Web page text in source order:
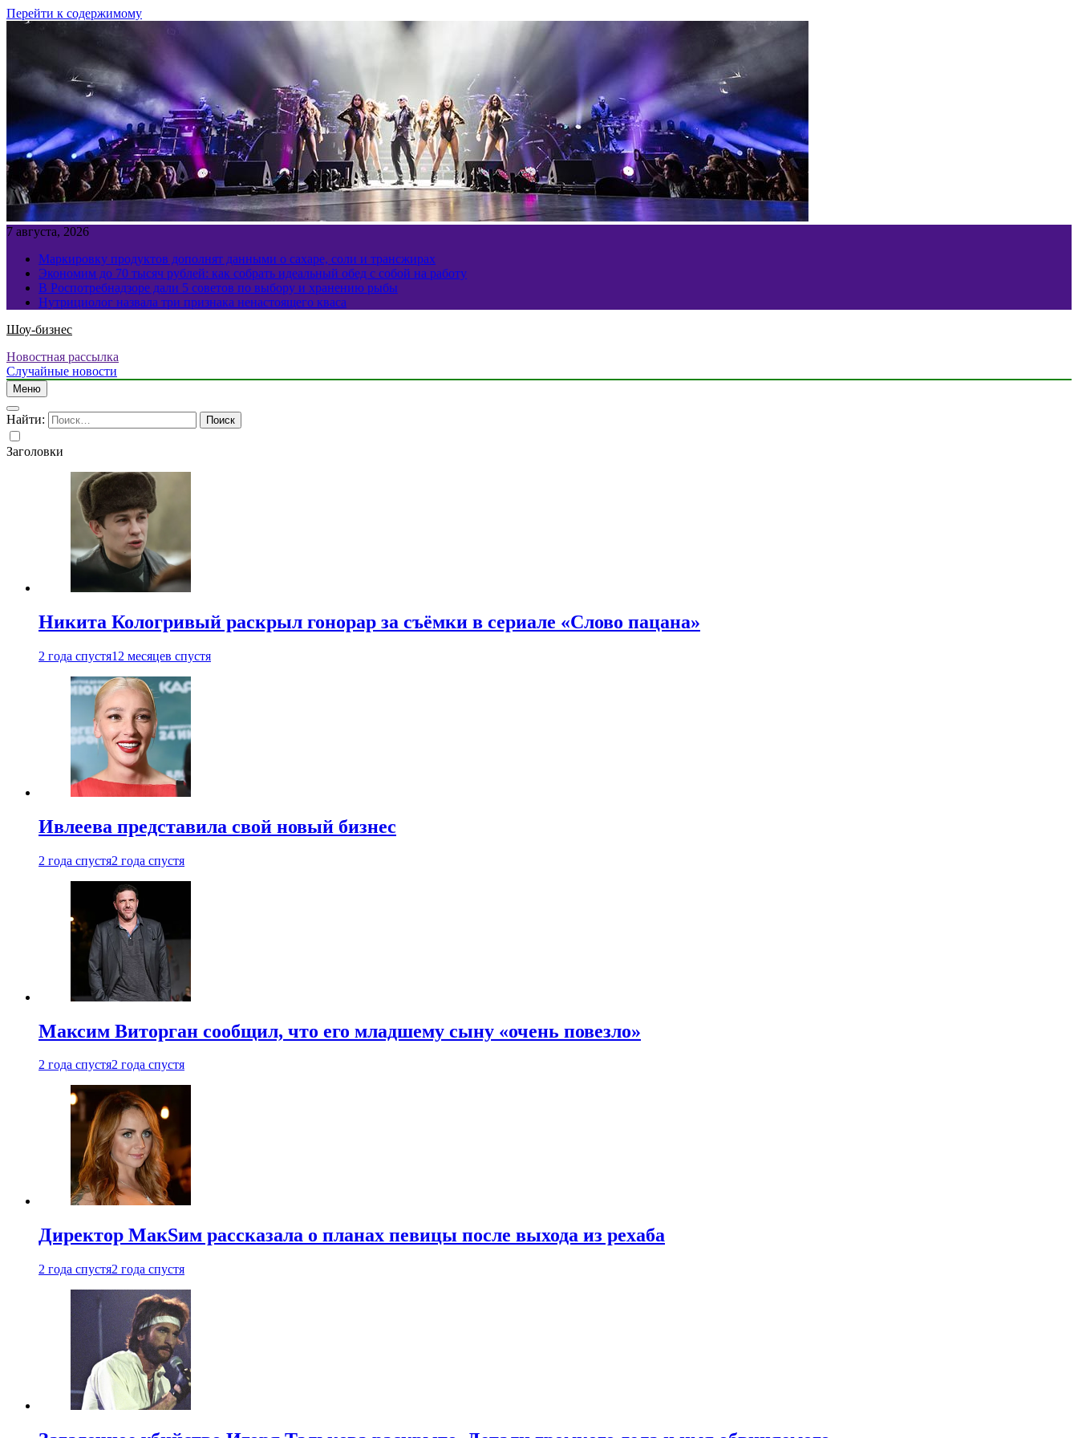
Перейти к содержимому
7 августа, 2026
Маркировку продуктов дополнят данными о сахаре, соли и трансжирах
Экономим до 70 тысяч рублей: как собрать идеальный обед с собой на работу
В Роспотребнадзоре дали 5 советов по выбору и хранению рыбы
Нутрициолог назвала три признака ненастоящего кваса
Шоу-бизнес
Новостная рассылка
Случайные новости
Меню
Найти:
Заголовки
Никита Кологривый раскрыл гонорар за съёмки в сериале «Слово пацана»
2 года спустя12 месяцев спустя
Ивлеева представила свой новый бизнес
2 года спустя2 года спустя
Максим Виторган сообщил, что его младшему сыну «очень повезло»
2 года спустя2 года спустя
Директор МакSим рассказала о планах певицы после выхода из рехаба
2 года спустя2 года спустя